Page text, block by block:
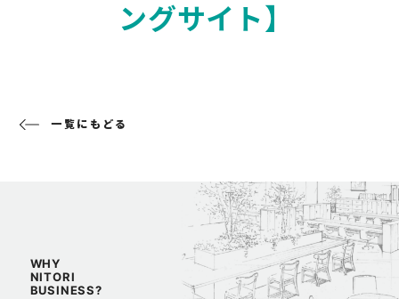
ングサイト】
一覧にもどる
WHY
NITORI
BUSINESS?